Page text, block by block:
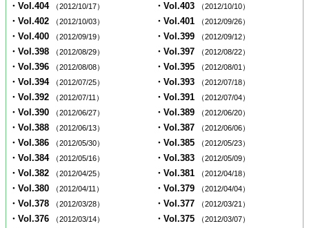
・Vol.404 （2012/10/17） ・Vol.403 （2012/10/10）
・Vol.402 （2012/10/03） ・Vol.401 （2012/09/26）
・Vol.400 （2012/09/19） ・Vol.399 （2012/09/12）
・Vol.398 （2012/08/29） ・Vol.397 （2012/08/22）
・Vol.396 （2012/08/08） ・Vol.395 （2012/08/01）
・Vol.394 （2012/07/25） ・Vol.393 （2012/07/18）
・Vol.392 （2012/07/11） ・Vol.391 （2012/07/04）
・Vol.390 （2012/06/27） ・Vol.389 （2012/06/20）
・Vol.388 （2012/06/13） ・Vol.387 （2012/06/06）
・Vol.386 （2012/05/30） ・Vol.385 （2012/05/23）
・Vol.384 （2012/05/16） ・Vol.383 （2012/05/09）
・Vol.382 （2012/04/25） ・Vol.381 （2012/04/18）
・Vol.380 （2012/04/11） ・Vol.379 （2012/04/04）
・Vol.378 （2012/03/28） ・Vol.377 （2012/03/21）
・Vol.376 （2012/03/14） ・Vol.375 （2012/03/07）